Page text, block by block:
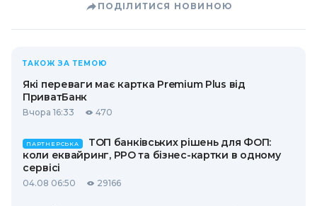
ПОДІЛИТИСЯ НОВИНОЮ
ТАКОЖ ЗА ТЕМОЮ
Які переваги має картка Premium Plus від
ПриватБанк
Вчора 16:33 470
ПАРТНЕРСЬКА
ТОП банківських рішень для ФОП:
коли еквайринг, РРО та бізнес-картки в одному
сервісі
04.08 06:50 29166